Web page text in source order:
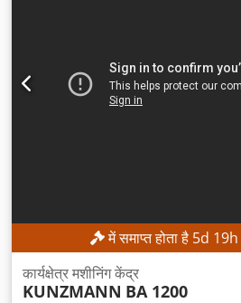
में समाप्त होता है 5d 19h
कार्यक्षेत्र मशीनिंग केंद्र
KUNZMANN BA 1200